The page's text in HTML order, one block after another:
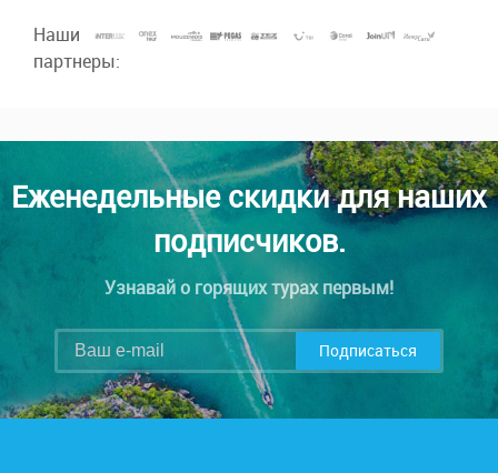
Наши
партнеры:
Еженедельные скидки для наших
подписчиков.
Узнавай о горящих турах первым!
Подписаться